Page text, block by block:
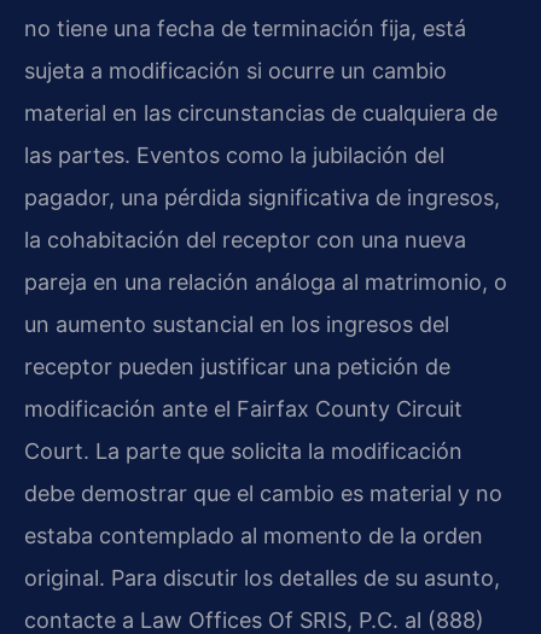
no tiene una fecha de terminación fija, está
sujeta a modificación si ocurre un cambio
material en las circunstancias de cualquiera de
las partes. Eventos como la jubilación del
pagador, una pérdida significativa de ingresos,
la cohabitación del receptor con una nueva
pareja en una relación análoga al matrimonio, o
un aumento sustancial en los ingresos del
receptor pueden justificar una petición de
modificación ante el Fairfax County Circuit
Court. La parte que solicita la modificación
debe demostrar que el cambio es material y no
estaba contemplado al momento de la orden
original. Para discutir los detalles de su asunto,
contacte a Law Offices Of SRIS, P.C. al (888)